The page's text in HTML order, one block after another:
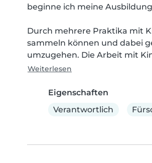
beginne ich meine
Durch mehrere Praktika mit
sammeln können und dabei
umzugehen. Die Arbeit mit
Weiterlesen
Eigenschaften
Verantwortlich